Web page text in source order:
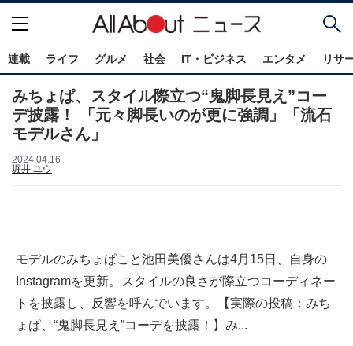
連載 ライフ グルメ 社会 IT・ビジネス エンタメ リサ
みちょぱ、スタイル際立つ“鬼脚長見え”コー
デ披露！ 「元々脚長いのが更に強調」「流石
モデルさん」
2024.04.16
堀井 ユウ
モデルのみちょぱこと池田美優さんは4月15日、自身の
Instagramを更新。スタイルの良さが際立つコーディネー
トを披露し、反響を呼んでいます。【実際の投稿：みち
ょぱ、“鬼脚長見え”コーデを披露！】み...